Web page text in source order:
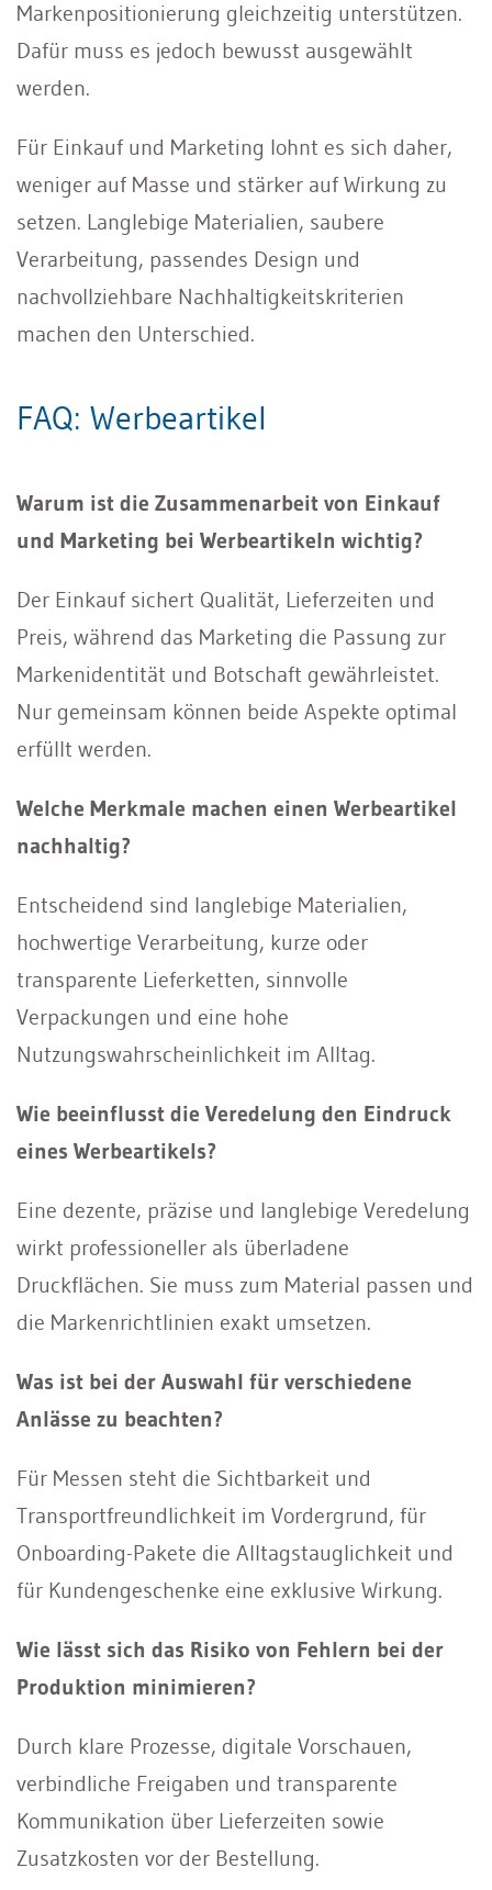
Markenpositionierung gleichzeitig unterstützen.
Dafür muss es jedoch bewusst ausgewählt
werden.
Für Einkauf und Marketing lohnt es sich daher,
weniger auf Masse und stärker auf Wirkung zu
setzen. Langlebige Materialien, saubere
Verarbeitung, passendes Design und
nachvollziehbare Nachhaltigkeitskriterien
machen den Unterschied.
FAQ: Werbeartikel
Warum ist die Zusammenarbeit von Einkauf
und Marketing bei Werbeartikeln wichtig?
Der Einkauf sichert Qualität, Lieferzeiten und
Preis, während das Marketing die Passung zur
Markenidentität und Botschaft gewährleistet.
Nur gemeinsam können beide Aspekte optimal
erfüllt werden.
Welche Merkmale machen einen Werbeartikel
nachhaltig?
Entscheidend sind langlebige Materialien,
hochwertige Verarbeitung, kurze oder
transparente Lieferketten, sinnvolle
Verpackungen und eine hohe
Nutzungswahrscheinlichkeit im Alltag.
Wie beeinflusst die Veredelung den Eindruck
eines Werbeartikels?
Eine dezente, präzise und langlebige Veredelung
wirkt professioneller als überladene
Druckflächen. Sie muss zum Material passen und
die Markenrichtlinien exakt umsetzen.
Was ist bei der Auswahl für verschiedene
Anlässe zu beachten?
Für Messen steht die Sichtbarkeit und
Transportfreundlichkeit im Vordergrund, für
Onboarding-Pakete die Alltagstauglichkeit und
für Kundengeschenke eine exklusive Wirkung.
Wie lässt sich das Risiko von Fehlern bei der
Produktion minimieren?
Durch klare Prozesse, digitale Vorschauen,
verbindliche Freigaben und transparente
Kommunikation über Lieferzeiten sowie
Zusatzkosten vor der Bestellung.